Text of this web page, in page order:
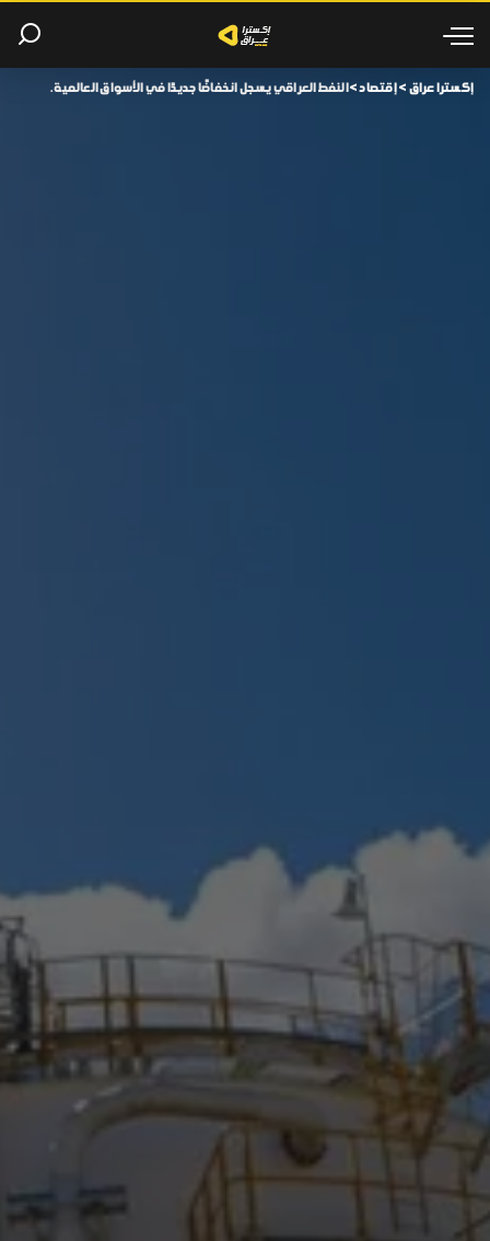
إكسترا عراق >إقتصاد>النفط العراقي يسجل انخفاضًا جديدًا في الأسواق العالمية.